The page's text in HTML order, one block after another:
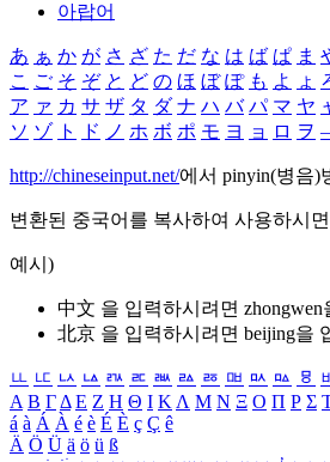
아랍어
あ ぁ か が さ ざ た だ な は ば ぱ ま
こ ご そ ぞ と ど の ほ ぼ ぽ も よ ょ
ア ァ カ サ ザ タ ダ ナ ハ バ パ マ ヤ
ソ ゾ ト ド ノ ホ ボ ポ モ ヨ ョ ロ ヲ
http://chineseinput.net/에서 pinyin(병음)
변환된 중국어를 복사하여 사용하시
예시)
中文 을 입력하시려면 zhongwen
北京 을 입력하시려면 beijing을
ㅥ ㅦ ㅧ ㅨ ㅩ ㅪ ㅫ ㅬ ㅭ ㅮ ㅯ ㅰ ㅱ
Α Β ΓΔ Ε Ζ Η Θ Ι ΚΛ Μ Ν Ξ Ο Π Ρ Σ
á à Á À é è É È ç Ç ê
Ä Ö Ü ä ö ü ß